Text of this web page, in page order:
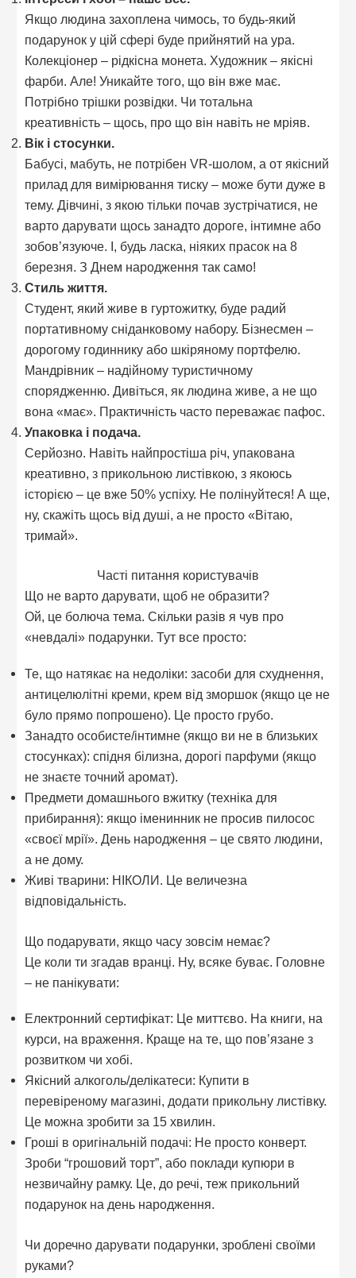
Якщо людина захоплена чимось, то будь-який
подарунок у цій сфері буде прийнятий на ура.
Колекціонер – рідкісна монета. Художник – якісні
фарби. Але! Уникайте того, що він вже має.
Потрібно трішки розвідки. Чи тотальна
креативність – щось, про що він навіть не мріяв.
Вік і стосунки.
Бабусі, мабуть, не потрібен VR-шолом, а от якісний
прилад для вимірювання тиску – може бути дуже в
тему. Дівчині, з якою тільки почав зустрічатися, не
варто дарувати щось занадто дороге, інтимне або
зобов’язуюче. І, будь ласка, ніяких прасок на 8
березня. З Днем народження так само!
Стиль життя.
Студент, який живе в гуртожитку, буде радий
портативному сніданковому набору. Бізнесмен –
дорогому годиннику або шкіряному портфелю.
Мандрівник – надійному туристичному
спорядженню. Дивіться, як людина живе, а не що
вона «має». Практичність часто переважає пафос.
Упаковка і подача.
Серйозно. Навіть найпростіша річ, упакована
креативно, з прикольною листівкою, з якоюсь
історією – це вже 50% успіху. Не полінуйтеся! А ще,
ну, скажіть щось від душі, а не просто «Вітаю,
тримай».
Часті питання користувачів
Що не варто дарувати, щоб не образити?
Ой, це болюча тема. Скільки разів я чув про
«невдалі» подарунки. Тут все просто:
Те, що натякає на недоліки: засоби для схуднення,
антицелюлітні креми, крем від зморшок (якщо це не
було прямо попрошено). Це просто грубо.
Занадто особисте/інтимне (якщо ви не в близьких
стосунках): спідня білизна, дорогі парфуми (якщо
не знаєте точний аромат).
Предмети домашнього вжитку (техніка для
прибирання): якщо іменинник не просив пилосос
«своєї мрії». День народження – це свято людини,
а не дому.
Живі тварини: НІКОЛИ. Це величезна
відповідальність.
Що подарувати, якщо часу зовсім немає?
Це коли ти згадав вранці. Ну, всяке буває. Головне
– не панікувати:
Електронний сертифікат: Це миттєво. На книги, на
курси, на враження. Краще на те, що пов’язане з
розвитком чи хобі.
Якісний алкоголь/делікатеси: Купити в
перевіреному магазині, додати прикольну листівку.
Це можна зробити за 15 хвилин.
Гроші в оригінальній подачі: Не просто конверт.
Зроби “грошовий торт”, або поклади купюри в
незвичайну рамку. Це, до речі, теж прикольний
подарунок на день народження.
Чи доречно дарувати подарунки, зроблені своїми
руками?